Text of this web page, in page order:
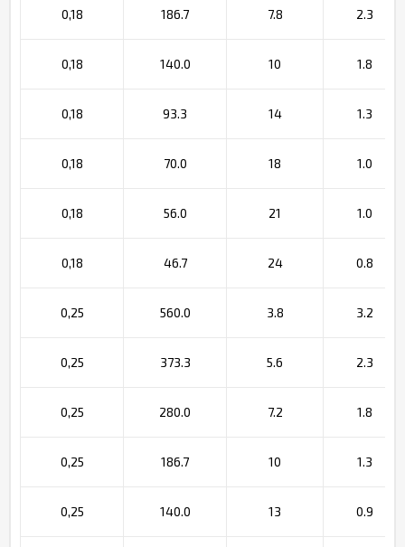
0,18 186.7 7.8 2.3
0,18 140.0 10 1.8
0,18 93.3 14 1.3
0,18 70.0 18 1.0
0,18 56.0 21 1.0
0,18 46.7 24 0.8
0,25 560.0 3.8 3.2
0,25 373.3 5.6 2.3
0,25 280.0 7.2 1.8
0,25 186.7 10 1.3
0,25 140.0 13 0.9